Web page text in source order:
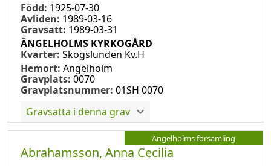
Född: 1925-07-30
Avliden: 1989-03-16
Gravsatt: 1989-03-31
ÄNGELHOLMS KYRKOGÅRD
Kvarter: Skogslunden Kv.H
Hemort: Ängelholm
Gravplats: 0070
Gravplatsnummer: 01SH 0070
Gravsatta i denna grav
Ängelholms församling
Abrahamsson, Anna Cecilia